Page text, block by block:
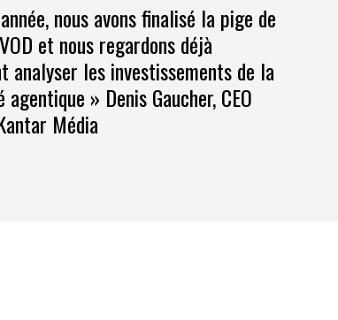
nous avons finalisé la pige de
et nous regardons déjà
analyser les investissements de la
» Denis Gaucher, CEO
Média